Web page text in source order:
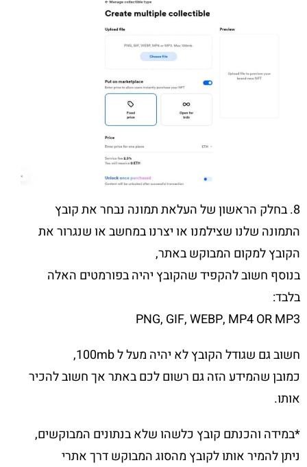
8. בחלק הראשון של העלאת תמונה נבחר את קובץ
התמונה שלנו שצילמנו או יצרנו במחשב או שנגרור את
הקובץ למקום המבוקש באתר,
בנוסף חשוב להקפיד שהקובץ יהיה בפורמטים האלה
בלבד:
PNG, GIF, WEBP, MP4 OR MP3
חשוב גם שגודל הקובץ לא יהיה מעל ל 100mb,
כמובן שהמידע הזה גם רשום לכם באתר אך חשוב להכיר
אותו.
*במידה והכנתם קובץ כלשהו שלא בנתונים המבוקשים,
ניתן להמיר אותו לקובץ מהסוג המבוקש דרך אתרי